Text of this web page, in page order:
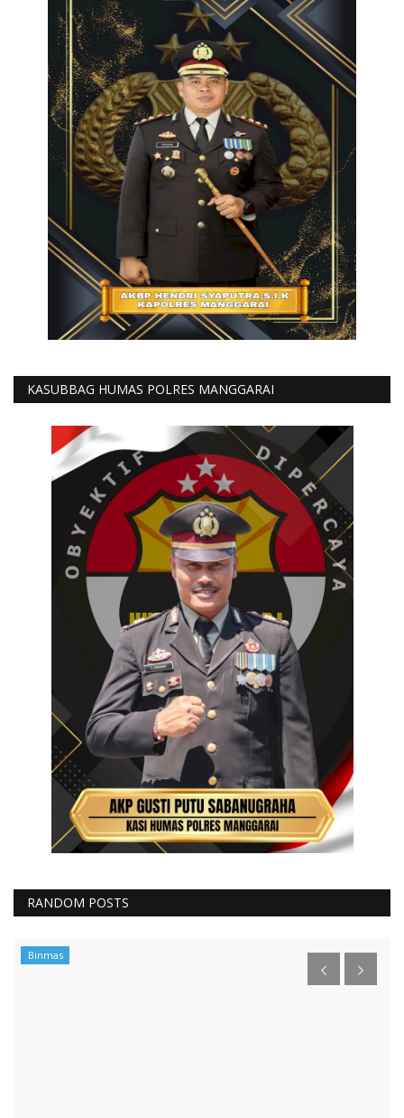
KASUBBAG HUMAS POLRES MANGGARAI
RANDOM POSTS
Binmas